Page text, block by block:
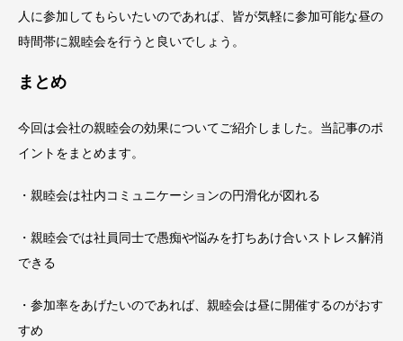
人に参加してもらいたいのであれば、皆が気軽に参加可能な昼の
時間帯に親睦会を行うと良いでしょう。
まとめ
今回は会社の親睦会の効果についてご紹介しました。当記事のポ
イントをまとめます。
・親睦会は社内コミュニケーションの円滑化が図れる
・親睦会では社員同士で愚痴や悩みを打ちあけ合いストレス解消
できる
・参加率をあげたいのであれば、親睦会は昼に開催するのがおす
すめ